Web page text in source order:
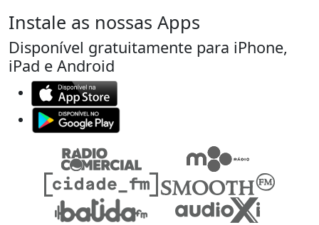
Instale as nossas Apps
Disponível gratuitamente para iPhone,
iPad e Android